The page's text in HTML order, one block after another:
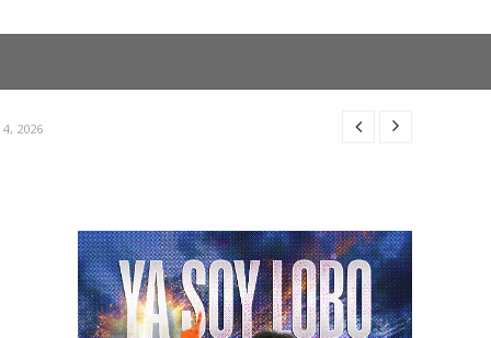
2026